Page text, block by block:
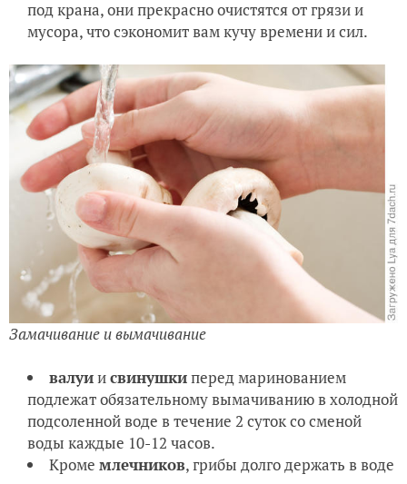
под крана, они прекрасно очистятся от грязи и
мусора, что сэкономит вам кучу времени и сил.
Замачивание и вымачивание
валуиисвинушкиперед маринованием
подлежат обязательному вымачиванию в холодной
подсоленной воде в течение 2 суток со сменой
воды каждые 10-12 часов.
Кроме млечников, грибы долго держать в воде